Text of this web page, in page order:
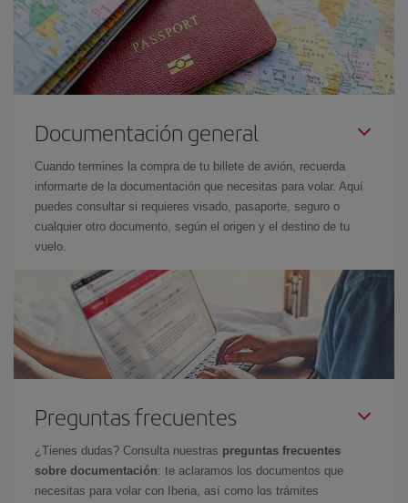
Documentación general
Cuando termines la compra de tu billete de avión, recuerda
informarte de la documentación que necesitas para volar. Aquí
puedes consultar si requieres visado, pasaporte, seguro o
cualquier otro documento, según el origen y el destino de tu
vuelo.
Preguntas frecuentes
¿Tienes dudas? Consulta nuestras preguntas frecuentes
sobre documentación: te aclaramos los documentos que
necesitas para volar con Iberia, así como los trámites